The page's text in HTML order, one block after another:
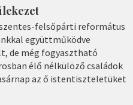
felsőpárti református
együttműködve
de még fogyasztható
élő nélkülöző családok
az ő istentiszteletüket